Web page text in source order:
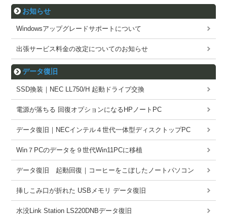
お知らせ
Windowsアップグレードサポートについて
出張サービス料金の改定についてのお知らせ
データ復旧
SSD換装｜NEC LL750/H 起動ドライブ交換
電源が落ちる 回復オプションになるHPノートPC
データ復旧｜NECインテル４世代一体型ディスクトップPC
Win７PCのデータを９世代Win11PCに移植
データ復旧 起動回復｜コーヒーをこぼしたノートパソコン
挿しこみ口が折れた USBメモリ データ復旧
水没Link Station LS220DNBデータ復旧